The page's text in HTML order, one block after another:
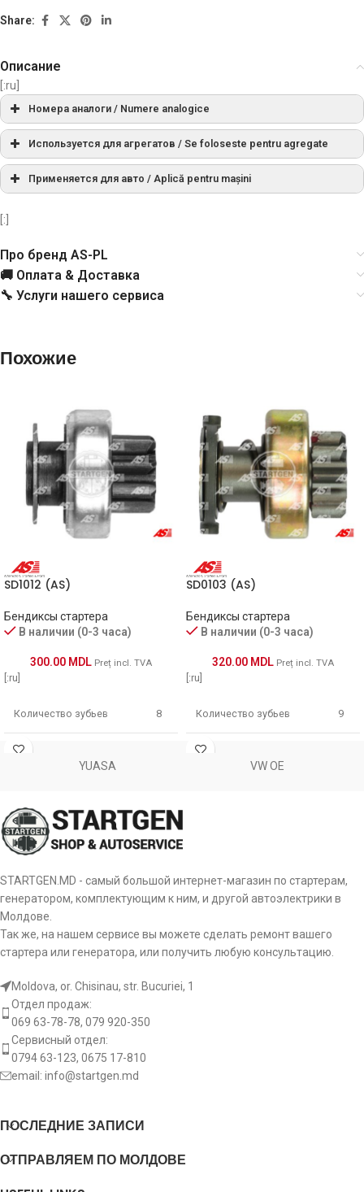
Share:
Описание
[:ru]
Номера аналоги / Numere analogice
SD0357 AS-PL
UD43489SD AS-PL
1006209760
234293
225633
2188 GHIBAUDI
SDB1293 KRAUF
1012555 POWERMAX
81012555 POWERMAX
SDR10153 SANDO
047911335H
SDV32202 WOODAUTO
Используется для агрегатов / Se foloseste pentru agregate
Применяется для авто / Aplică pentru mașini
[:]
Про бренд AS-PL
🚚 Оплата & Доставка
🔧 Услуги нашего сервиса
Похожие
SD1012 (AS)
Бендиксы стартера
В наличии (0-3 часа)
300.00 MDL Preț incl. TVA
[:ru]
Количество зубьев 8
Количество фрез
Диаметр зубчатки [ mm ] 28
SD0103 (AS)
Бендиксы стартера
В наличии (0-3 часа)
320.00 MDL Preț incl. TVA
[:ru]
Количество зубьев 9
Количество фрез
YUASA VW OE
STARTGEN.MD - самый большой интернет-магазин по стартерам,
генератором, комплектующим к ним, и другой автоэлектрики в
Молдове.
Так же, на нашем сервисе вы можете сделать ремонт вашего
стартера или генератора, или получить любую консультацию.
Moldova, or. Chisinau, str. Bucuriei, 1
Отдел продаж:
069 63-78-78, 079 920-350
Сервисный отдел:
0794 63-123, 0675 17-810
email: info@startgen.md
ПОСЛЕДНИЕ ЗАПИСИ
ОТПРАВЛЯЕМ ПО МОЛДОВЕ